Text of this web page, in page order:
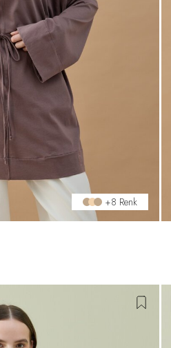
+8 Renk